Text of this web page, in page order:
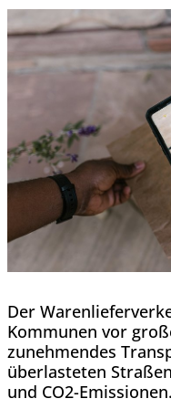
Der
Kommunen vor
zunehmendes
überlasteten
und CO2-Emissionen.